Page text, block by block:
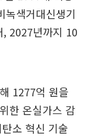
녹색거대신생기
, 2027년까지 10
1277억 원을
한 온실가스 감
소 혁신 기술